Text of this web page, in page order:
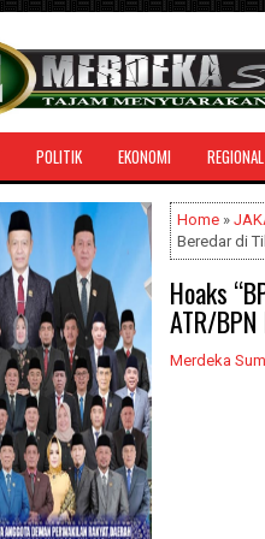
POLITIK EKONOMI REGIONAL
Home »
Beredar di
Hoaks
ATR/
Merdeka